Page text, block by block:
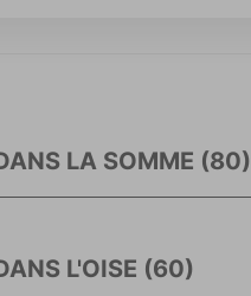
LA SOMME (80)
L'OISE (60)